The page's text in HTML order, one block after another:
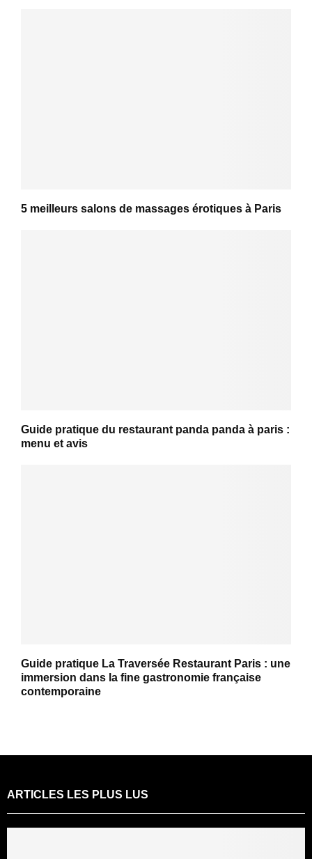
5 meilleurs salons de massages érotiques à Paris
Guide pratique du restaurant panda panda à paris :
menu et avis
Guide pratique La Traversée Restaurant Paris : une
immersion dans la fine gastronomie française
contemporaine
ARTICLES LES PLUS LUS